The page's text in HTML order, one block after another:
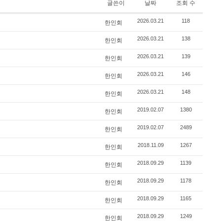
글쓴이 날짜 조회 수
한인회 2026.03.21 118
한인회 2026.03.21 138
한인회 2026.03.21 139
한인회 2026.03.21 146
한인회 2026.03.21 148
한인회 2019.02.07 1380
한인회 2019.02.07 2489
한인회 2018.11.09 1267
한인회 2018.09.29 1139
한인회 2018.09.29 1178
한인회 2018.09.29 1165
한인회 2018.09.29 1249